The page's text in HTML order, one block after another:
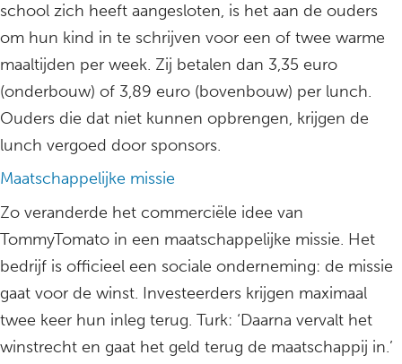
school zich heeft aangesloten, is het aan de ouders
om hun kind in te schrijven voor een of twee warme
maaltijden per week. Zij betalen dan 3,35 euro
(onderbouw) of 3,89 euro (bovenbouw) per lunch.
Ouders die dat niet kunnen opbrengen, krijgen de
lunch vergoed door sponsors.
Maatschappelijke missie
Zo veranderde het commerciële idee van
TommyTomato in een maatschappelijke missie. Het
bedrijf is officieel een sociale onderneming: de missie
gaat voor de winst. Investeerders krijgen maximaal
twee keer hun inleg terug. Turk: ‘Daarna vervalt het
winstrecht en gaat het geld terug de maatschappij in.’